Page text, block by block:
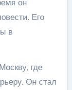
он
Его
в
где
Он стал